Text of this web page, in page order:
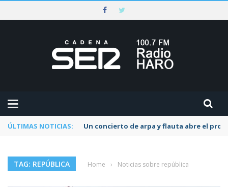
ÚLTIMAS NOTICIAS: Un concierto de arpa y flauta abre el
TAG: REPÚBLICA Home › Noticias sobre república